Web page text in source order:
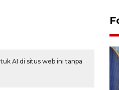
AI di situs web ini tanpa